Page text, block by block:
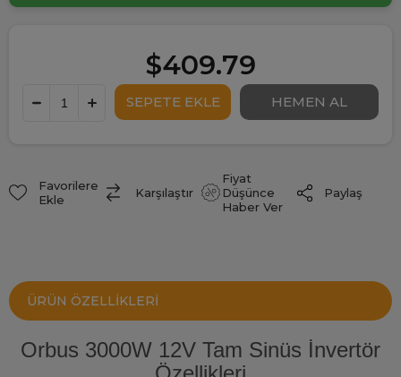
$409.79
Favorilere
Ekle
Karşılaştır
Fiyat
Düşünce
Haber Ver
Paylaş
ÜRÜN ÖZELLIKLERI
Orbus 3000W 12V Tam Sinüs İnvertör